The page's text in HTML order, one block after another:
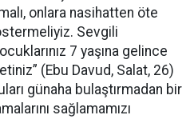
onlara nasihatten öte
Sevgili
7 yaşına gelince
(Ebu Davud, Salat, 26)
günaha bulaştırmadan bir
sağlamamızı